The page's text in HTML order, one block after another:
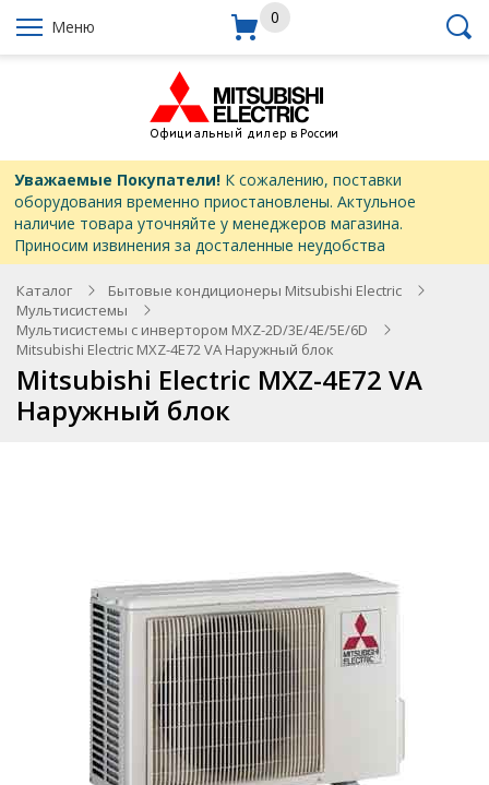
Меню 0
Уважаемые Покупатели!К сожалению, поставки
оборудования временно приостановлены. Актульное
наличие товара уточняйте у менеджеров магазина.
Приносим извинения за досталенные неудобства
Каталог
Бытовые кондиционеры Mitsubishi Electric
Мультисистемы
Мультисистемы с инвертором MXZ-2D/3E/4E/5E/6D
Mitsubishi Electric MXZ-4E72 VA Наружный блок
Mitsubishi Electric MXZ-4E72 VA
Наружный блок